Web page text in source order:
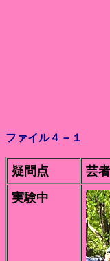
ファイル４－１
疑問点
芸
実験中